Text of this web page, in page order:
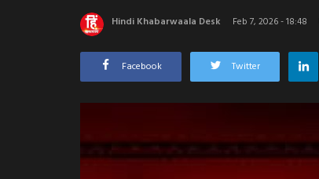
Hindi Khabarwaala Desk Feb 7, 2026 - 18:48
Facebook Twitter